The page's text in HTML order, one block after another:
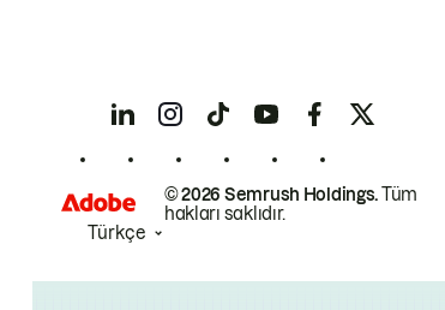
© 2026 Semrush Holdings.Tüm
hakları saklıdır.
Türkçe